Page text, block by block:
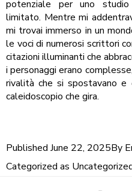
potenziale per uno
limitato. Mentre mi
mi trovai immerso in un
le voci di numerosi scrittori
citazioni illuminanti che
i personaggi erano
rivalità che si spostavano
caleidoscopio che gira.
Published June 22, 2025By
Categorized as